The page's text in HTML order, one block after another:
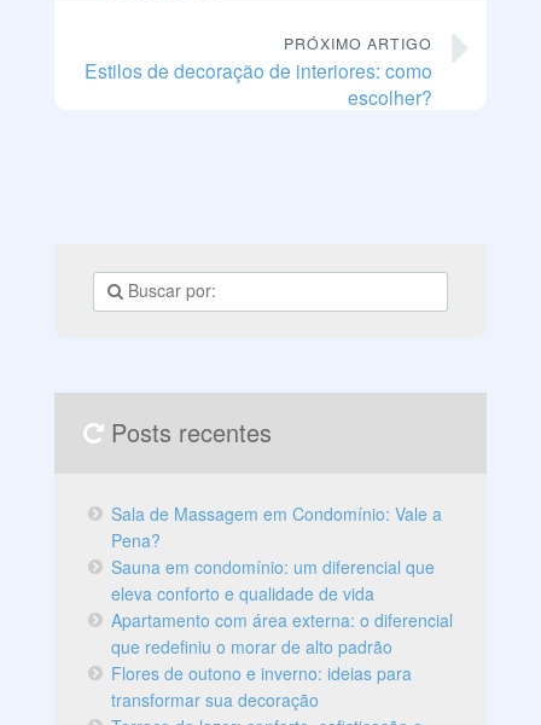
PRÓXIMO ARTIGO
Estilos de decoração de interiores: como
escolher?
Posts recentes
Sala de Massagem em Condomínio: Vale a
Pena?
Sauna em condomínio: um diferencial que
eleva conforto e qualidade de vida
Apartamento com área externa: o diferencial
que redefiniu o morar de alto padrão
Flores de outono e inverno: ideias para
transformar sua decoração